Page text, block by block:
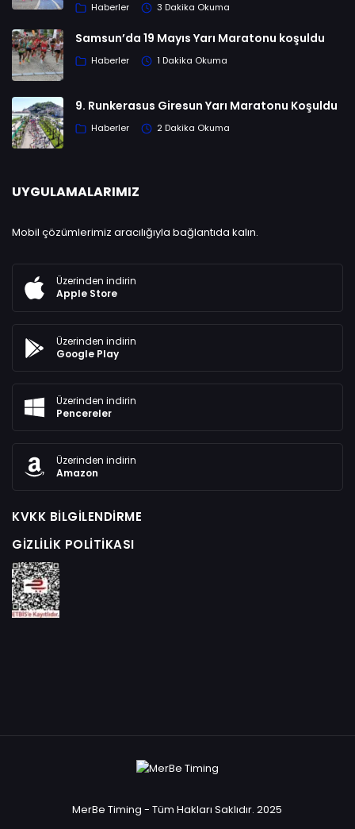
Haberler 3 Dakika Okuma
Samsun’da 19 Mayıs Yarı Maratonu koşuldu
Haberler 1 Dakika Okuma
9. Runkerasus Giresun Yarı Maratonu Koşuldu
Haberler 2 Dakika Okuma
UYGULAMALARIMIZ
Mobil çözümlerimiz aracılığıyla bağlantıda kalın.
Üzerinden indirin
Apple Store
Üzerinden indirin
Google Play
Üzerinden indirin
Pencereler
Üzerinden indirin
Amazon
KVKK BILGILENDIRME
GIZLILIK POLITIKASI
MerBe Timing - Tüm Hakları Saklıdır. 2025